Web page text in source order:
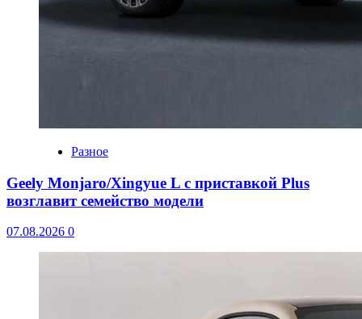
Разное
Geely Monjaro/Xingyue L с приставкой Plus
возглавит семейство модели
07.08.2026 0